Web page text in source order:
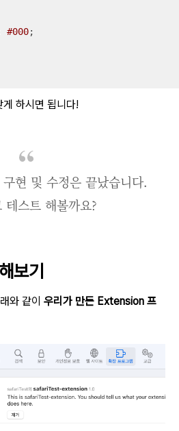
#000;
하시면 됩니다!
현 및 수정은 끝났습니다.
테스트 해볼까요?
보기
와 같이 우리가 만든 Extension 프